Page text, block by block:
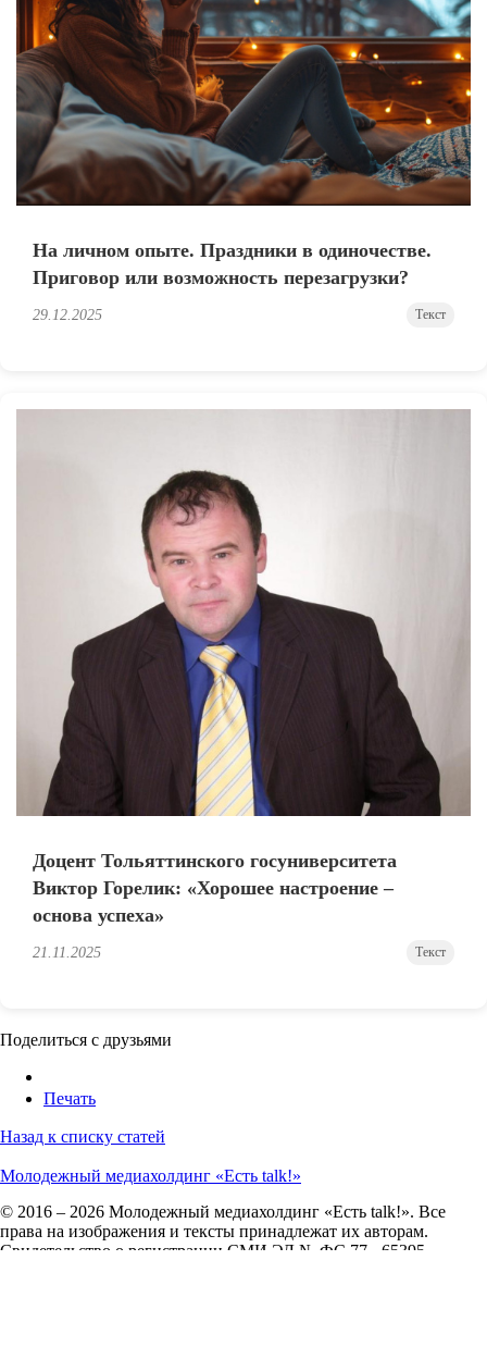
На личном опыте. Праздники в одиночестве.
Приговор или возможность перезагрузки?
29.12.2025 Текст
Доцент Тольяттинского госуниверситета
Виктор Горелик: «Хорошее настроение –
основа успеха»
21.11.2025 Текст
Поделиться с друзьями
Печать
Назад к списку статей
Молодежный медиахолдинг «Есть talk!»
© 2016 – 2026 Молодежный медиахолдинг «Есть talk!». Все
права на изображения и тексты принадлежат их авторам.
Свидетельство о регистрации СМИ ЭЛ № ФС 77 - 65395.